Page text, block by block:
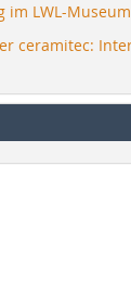
LWL-
ceramitec: